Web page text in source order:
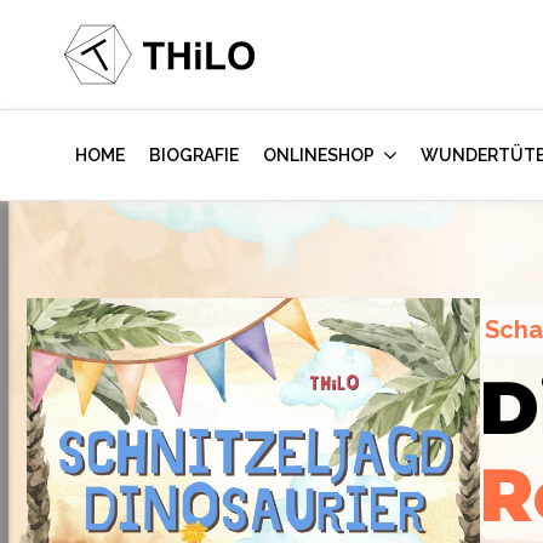
HOME BIOGRAFIE ONLINESHOP
Hollywood-
im
Escape Room (ab 8 oder 12 Jahre)
Locked-up